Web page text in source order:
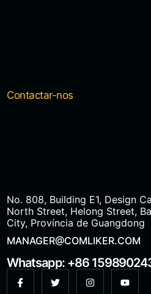
Contactar-nos
No. 808, Building E1, Design
North Street, Helong Street,
City, Província de Guangdong
MANAGER@COMLIKER.COM
Whatsapp: +86